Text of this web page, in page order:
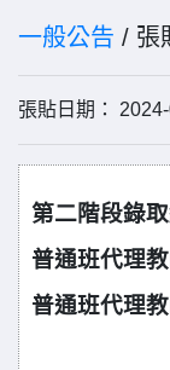
一般公告 / 張
張貼日期：
第二階段錄
普通班代理
普通班代理